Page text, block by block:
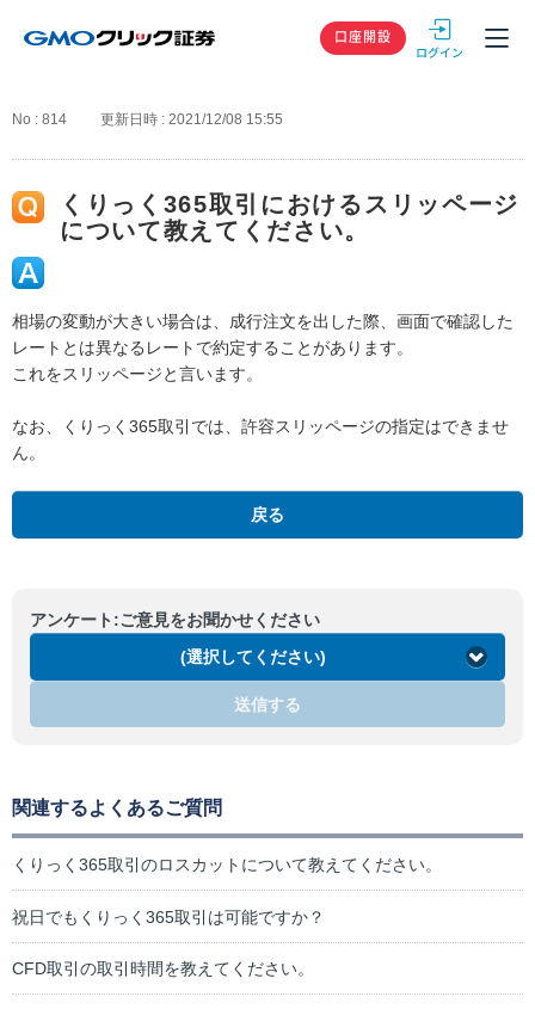
GMOクリック
口座開設
No : 814 更新日時 : 2021/12/08 15:55
くりっく365取引におけるスリッページ
について教えてください。
相場の変動が大きい場合は、成行注文を出した際、画面で確認した
レートとは異なるレートで約定することがあります。
これをスリッページと言います。
なお、くりっく365取引では、許容スリッページの指定はできませ
ん。
戻る
アンケート:ご意見をお聞かせください
(選択してください)
送信する
関連するよくあるご質問
くりっく365取引のロスカットについて教えてください。
祝日でもくりっく365取引は可能ですか？
CFD取引の取引時間を教えてください。